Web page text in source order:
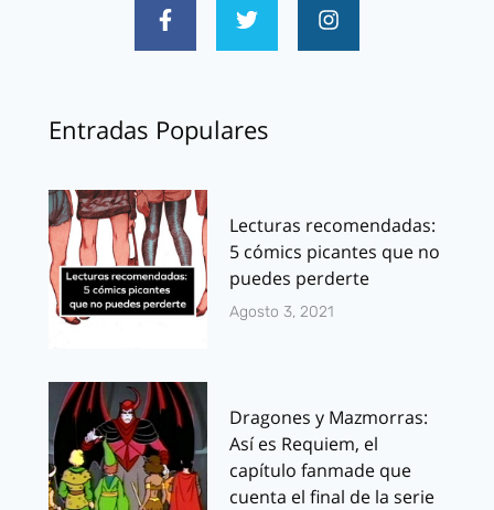
Entradas Populares
Lecturas recomendadas:
5 cómics picantes que no
puedes perderte
Agosto 3, 2021
Dragones y Mazmorras:
Así es Requiem, el
capítulo fanmade que
cuenta el final de la serie